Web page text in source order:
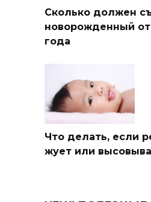
Сколько должен
новорожденный
года
Что делать, если
жует или